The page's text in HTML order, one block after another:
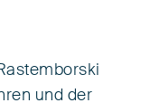
und der